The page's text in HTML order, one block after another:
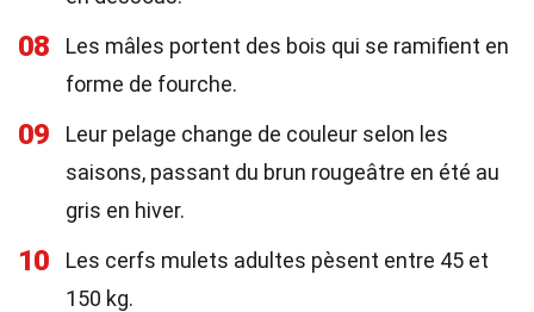
08
Les mâles portent des bois qui se ramifient en
forme de fourche.
09
Leur pelage change de couleur selon les
saisons, passant du brun rougeâtre en été au
gris en hiver.
10
Les cerfs mulets adultes pèsent entre 45 et
150 kg.